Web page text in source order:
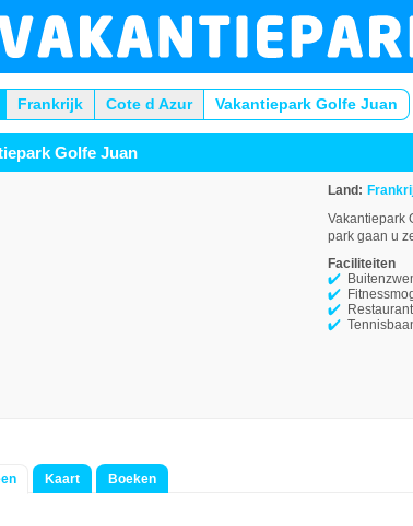
Frankrijk Cote d Azur Vakantiepark Golfe Juan
Golfe Juan
Land:
Vakantiepark
park gaan u
Faciliteiten
Restaurant
Kaart Boeken